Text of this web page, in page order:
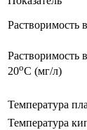
Растворимость
Растворимость
20oC (мг/л)
Температура
Температура